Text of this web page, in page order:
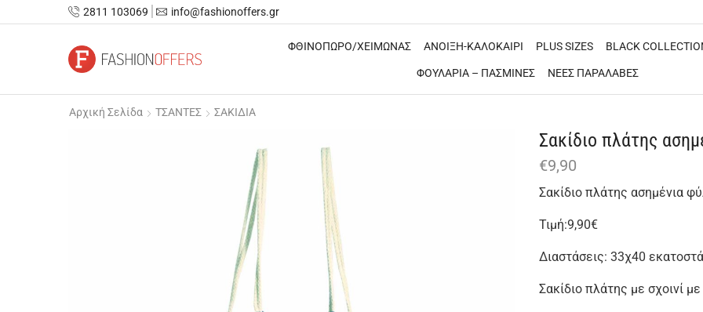
2811 103069 info@fashionoffers.gr
ΦΘΙΝΟΠΩΡΟ/ΧΕΙΜΩΝΑΣ ΑΝΟΙΞΗ-ΚΑΛΟΚΑΙΡΙ PLUS SIZES BLACK
ΦΟΥΛΑΡΙΑ – ΠΑΣΜΙΝΕΣ ΝΕΕΣ ΠΑΡΑΛΑΒΕΣ
Αρχική Σελίδα ΤΣΑΝΤΕΣ ΣΑΚΙΔΙΑ
Σακίδιο πλάτης
€9,90
Σακίδιο πλάτης ασημένια
Τιμή:9,90€
Διαστάσεις: 33χ40 εκατοστά
Σακίδιο πλάτης με σχοινί